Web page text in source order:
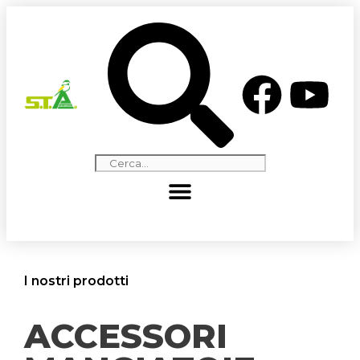
I nostri prodotti
ACCESSORI